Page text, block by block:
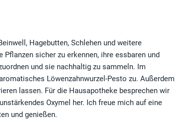
Hagebutten, Schlehen und weitere
sicher zu erkennen, ihre essbaren und
und sie nachhaltig zu sammeln. Im
Löwenzahnwurzel‑Pesto zu. Außerdem
lassen. Für die Hausapotheke besprechen wir
Oxymel her. Ich freue mich auf eine
und genießen.